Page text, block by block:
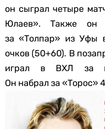
он сыграл четыре
Юлаев». Также он
за «Толпар» из Уфы
очков (50+60). В
играл в ВХЛ за
Он набрал за «Торос»